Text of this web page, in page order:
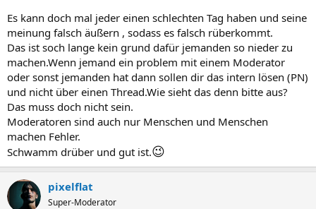
Es kann doch mal jeder einen schlechten Tag haben und seine
meinung falsch äußern , sodass es falsch rüberkommt.
Das ist soch lange kein grund dafür jemanden so nieder zu
machen.Wenn jemand ein problem mit einem Moderator
oder sonst jemanden hat dann sollen dir das intern lösen (PN)
und nicht über einen Thread.Wie sieht das denn bitte aus?
Das muss doch nicht sein.
Moderatoren sind auch nur Menschen und Menschen
machen Fehler.
Schwamm drüber und gut ist.😉
pixelflat
Super-Moderator